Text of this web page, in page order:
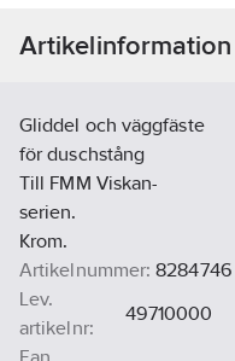
Artikelinformation
Gliddel och väggfäste
för duschstång
Till FMM Viskan-
serien.
Krom.
Artikelnummer: 8284746
Lev.
artikelnr:
49710000